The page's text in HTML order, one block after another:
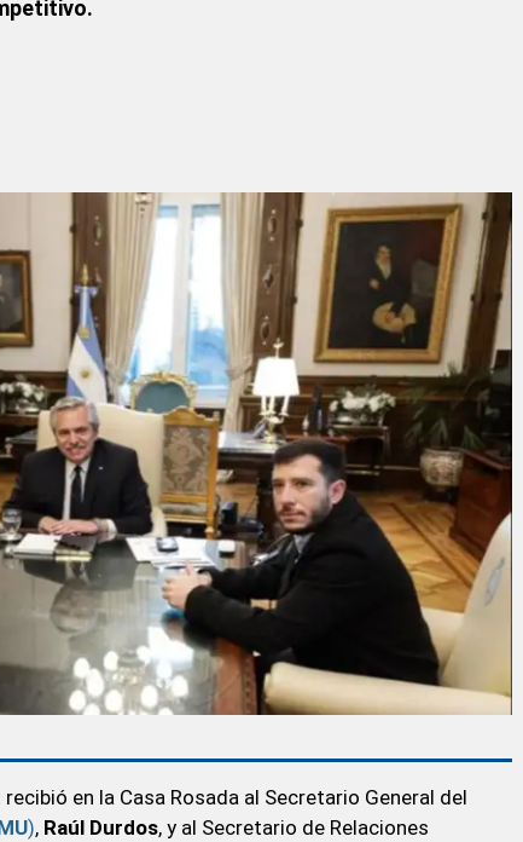
recibió en la Casa Rosada al Secretario General del
), Raúl Durdos, y al Secretario de Relaciones